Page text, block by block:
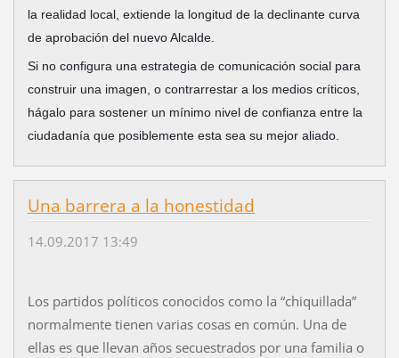
la realidad local, extiende la longitud de la declinante curva
de aprobación del nuevo Alcalde.
Si no configura una estrategia de comunicación social para
construir una imagen, o contrarrestar a los medios críticos,
hágalo para sostener un mínimo nivel de confianza entre la
ciudadanía que posiblemente esta sea su mejor aliado.
Una barrera a la honestidad
14.09.2017 13:49
Los partidos políticos conocidos como la “chiquillada”
normalmente tienen varias cosas en común. Una de
ellas es que llevan años secuestrados por una familia o